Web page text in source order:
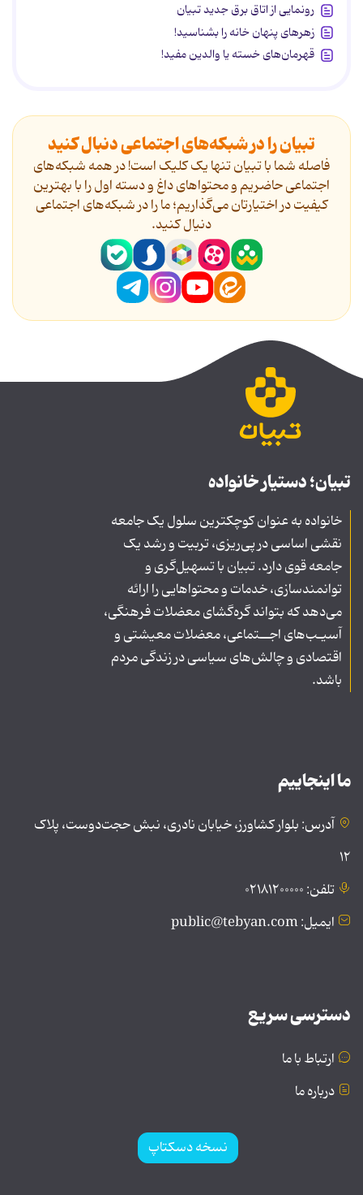
رونمایی از اتاق برق جدید تبیان
زهرهای پنهان خانه را بشناسید!
قهرمان‌های خسته یا والدین مفید!
تبیان را در شبکه‌های اجتماعی دنبال کنید
فاصله شما با تبیان تنها یک کلیک است! در همه شبکه‌های
اجتماعی حاضریم و محتواهای داغ و دسته اول را با بهترین
کیفیت در اختیارتان می‌گذاریم؛ ما را در شبکه‌های اجتماعی
دنیال کنید.
تبیان؛ دستیار خانواده
خانواده به عنوان کوچکترین سلول یک جامعه
نقشی اساسی در پی‌ریزی، تربیت و رشد یک
جامعه قوی دارد. تبیان با تسهیل‌گری و
توانمندسازی، خدمات و محتواهایی را ارائه
می‌دهد که بتواند گره‌گشای معضلات فرهنگی،
آسیـب‌های اجــتماعی، معضلات معیشتی و
اقتصادی و چالش‌های سیاسی در زندگی مردم
باشد.
ما اینجاییم
آدرس: بلوار کشاورز، خیابان نادری، نبش حجت‌دوست، پلاک
۱۲
تلفن: ۰۲۱۸۱۲۰۰۰۰۰
ایمیل: public@tebyan.com
دسترسی سریع
ارتباط با ما
درباره ما
نسخه دسکتاپ